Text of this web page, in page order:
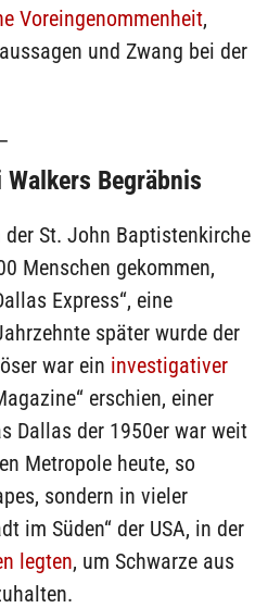
Voreingenommenheit,
und Zwang bei der
Begräbnis
St. John Baptistenkirche
Menschen gekommen,
Express“, eine
später wurde der
war ein investigativer
erschien, einer
Dallas der 1950er war weit
Metropole heute, so
sondern in vieler
im Süden“ der USA, in der
legten, um Schwarze aus